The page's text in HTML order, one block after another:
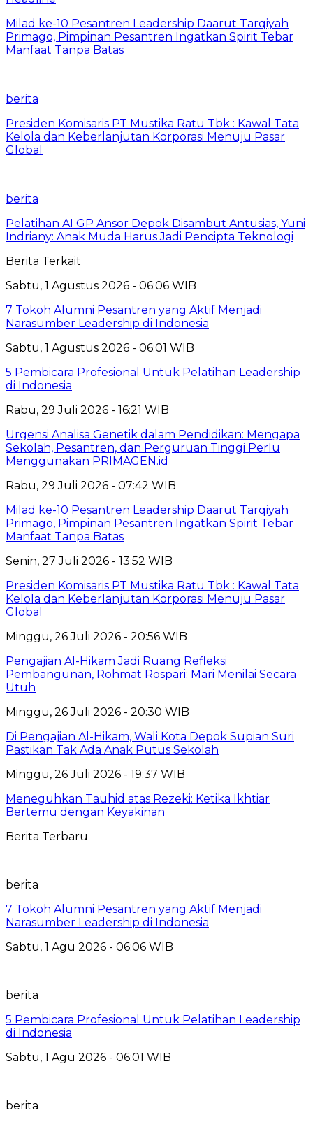
Milad ke-10 Pesantren Leadership Daarut Tarqiyah
Primago, Pimpinan Pesantren Ingatkan Spirit Tebar
Manfaat Tanpa Batas
berita
Presiden Komisaris PT Mustika Ratu Tbk : Kawal Tata
Kelola dan Keberlanjutan Korporasi Menuju Pasar
Global
berita
Pelatihan AI GP Ansor Depok Disambut Antusias, Yuni
Indriany: Anak Muda Harus Jadi Pencipta Teknologi
Berita Terkait
Sabtu, 1 Agustus 2026 - 06:06 WIB
7 Tokoh Alumni Pesantren yang Aktif Menjadi
Narasumber Leadership di Indonesia
Sabtu, 1 Agustus 2026 - 06:01 WIB
5 Pembicara Profesional Untuk Pelatihan Leadership
di Indonesia
Rabu, 29 Juli 2026 - 16:21 WIB
Urgensi Analisa Genetik dalam Pendidikan: Mengapa
Sekolah, Pesantren, dan Perguruan Tinggi Perlu
Menggunakan PRIMAGEN.id
Rabu, 29 Juli 2026 - 07:42 WIB
Milad ke-10 Pesantren Leadership Daarut Tarqiyah
Primago, Pimpinan Pesantren Ingatkan Spirit Tebar
Manfaat Tanpa Batas
Senin, 27 Juli 2026 - 13:52 WIB
Presiden Komisaris PT Mustika Ratu Tbk : Kawal Tata
Kelola dan Keberlanjutan Korporasi Menuju Pasar
Global
Minggu, 26 Juli 2026 - 20:56 WIB
Pengajian Al-Hikam Jadi Ruang Refleksi
Pembangunan, Rohmat Rospari: Mari Menilai Secara
Utuh
Minggu, 26 Juli 2026 - 20:30 WIB
Di Pengajian Al-Hikam, Wali Kota Depok Supian Suri
Pastikan Tak Ada Anak Putus Sekolah
Minggu, 26 Juli 2026 - 19:37 WIB
Meneguhkan Tauhid atas Rezeki: Ketika Ikhtiar
Bertemu dengan Keyakinan
Berita Terbaru
berita
7 Tokoh Alumni Pesantren yang Aktif Menjadi
Narasumber Leadership di Indonesia
Sabtu, 1 Agu 2026 - 06:06 WIB
berita
5 Pembicara Profesional Untuk Pelatihan Leadership
di Indonesia
Sabtu, 1 Agu 2026 - 06:01 WIB
berita